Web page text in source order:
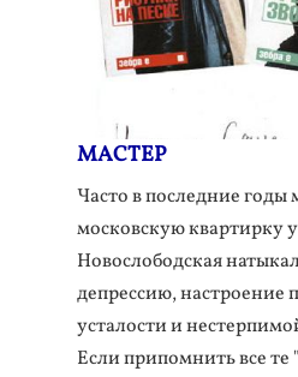
МАСТЕР
Часто в последние годы
московскую квартирку
Новослободская
депрессию, настроение
усталости и
Если припомнить все те